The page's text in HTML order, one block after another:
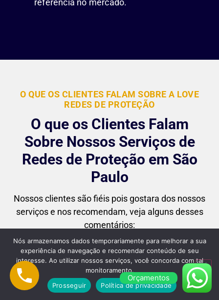
O QUE OS CLIENTES FALAM SOBRE A LOVE
REDES DE PROTEÇÃO
O que os Clientes Falam
Sobre Nossos Serviços de
Redes de Proteção em São
Paulo
Nossos clientes são fiéis pois gostara dos nossos
serviços e nos recomendam, veja alguns desses
comentários:
"Superou minhas expectativas! Desde o
primeiro contato até a instalação final, o
Orçamentos
Nós armazenamos dados temporariamente para melhorar a sua
experiência de navegação e recomendar conteúdo de seu
interesse. Ao utilizar nossos serviços, você concorda com tal
monitoramento.
Prosseguir
Política de privacidade